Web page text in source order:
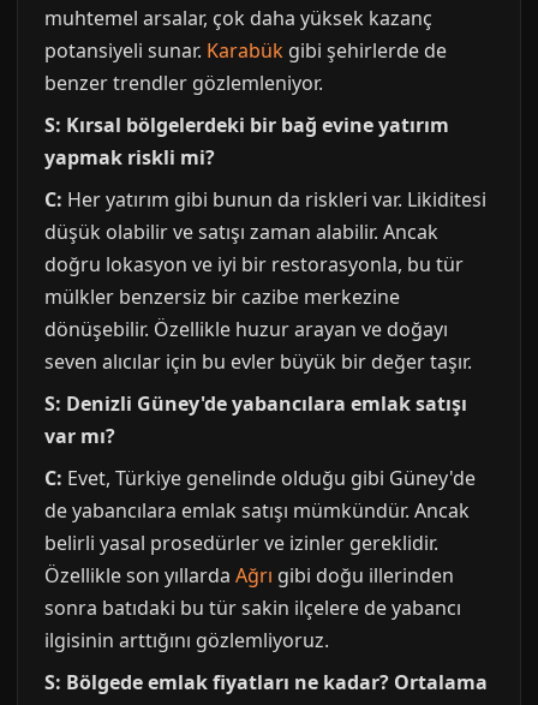
muhtemel arsalar, çok daha yüksek kazanç
potansiyeli sunar. Karabük gibi şehirlerde de
benzer trendler gözlemleniyor.
S: Kırsal bölgelerdeki bir bağ evine yatırım
yapmak riskli mi?
C: Her yatırım gibi bunun da riskleri var. Likiditesi
düşük olabilir ve satışı zaman alabilir. Ancak
doğru lokasyon ve iyi bir restorasyonla, bu tür
mülkler benzersiz bir cazibe merkezine
dönüşebilir. Özellikle huzur arayan ve doğayı
seven alıcılar için bu evler büyük bir değer taşır.
S: Denizli Güney'de yabancılara emlak satışı
var mı?
C: Evet, Türkiye genelinde olduğu gibi Güney'de
de yabancılara emlak satışı mümkündür. Ancak
belirli yasal prosedürler ve izinler gereklidir.
Özellikle son yıllarda Ağrı gibi doğu illerinden
sonra batıdaki bu tür sakin ilçelere de yabancı
ilgisinin arttığını gözlemliyoruz.
S: Bölgede emlak fiyatları ne kadar? Ortalama